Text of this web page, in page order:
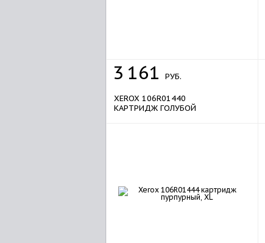
3 161 РУБ.
XEROX 106R01440
КАРТРИДЖ ГОЛУБОЙ